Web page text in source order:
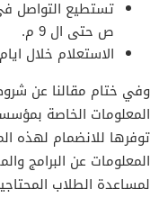
ص حتى ال 9 م.
الاستعلام خلال
وفي ختام مقالنا عن
المعلومات الخاصة
توفرها للانضمام لهذه
المعلومات عن البرامج
لمساعدة الطلاب